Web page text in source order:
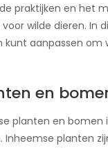
praktijken en het
wilde dieren. In
kunt aanpassen
en
planten en
Inheemse planten